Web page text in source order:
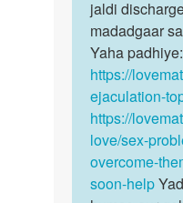
jaldi
madadgaar
Yaha padhiye:
https://
ejaculation-
https://
love/sex-
overcome-
soon-help